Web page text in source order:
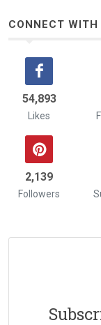
CONNECT WITH
58,742
Likes
2,322
Followers